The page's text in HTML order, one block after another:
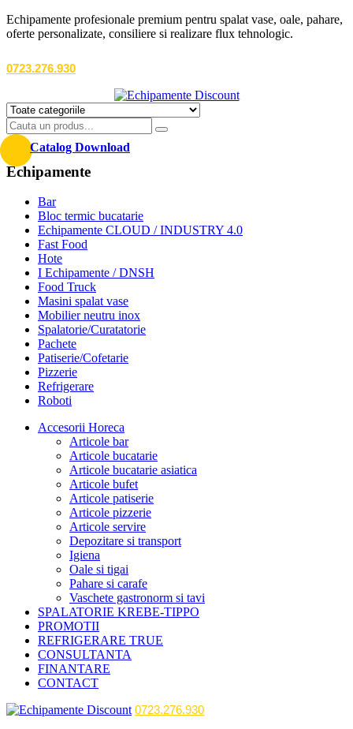
Echipamente profesionale premium pentru spalat vase, oale, pahare,
oferte personalizate, consiliere si realizare flux tehnologic.
0723.276.930
Catalog Download
Echipamente
Bar
Bloc termic bucatarie
Echipamente CLOUD / INDUSTRY 4.0
Fast Food
Hote
I Echipamente / DNSH
Food Truck
Masini spalat vase
Mobilier neutru inox
Spalatorie/Curatatorie
Pachete
Patiserie/Cofetarie
Pizzerie
Refrigerare
Roboti
Accesorii Horeca
Articole bar
Articole bucatarie
Articole bucatarie asiatica
Articole bufet
Articole patiserie
Articole pizzerie
Articole servire
Depozitare si transport
Igiena
Oale si tigai
Pahare si carafe
Vaschete gastronorm si tavi
SPALATORIE KREBE-TIPPO
PROMOTII
REFRIGERARE TRUE
CONSULTANTA
FINANTARE
CONTACT
0723.276.930